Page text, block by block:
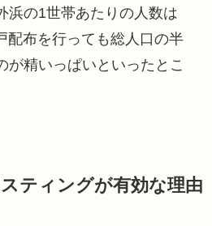
浜の1世帯あたりの人数は
配布を行っても総人口の半
が精いっぱいといったとこ
ティングが有効な理由